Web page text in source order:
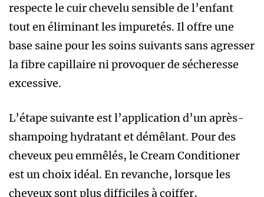
respecte le cuir chevelu sensible de l’enfant
tout en éliminant les impuretés. Il offre une
base saine pour les soins suivants sans agresser
la fibre capillaire ni provoquer de sécheresse
excessive.
L’étape suivante est l’application d’un après-
shampoing hydratant et démêlant. Pour des
cheveux peu emmêlés, le Cream Conditioner
est un choix idéal. En revanche, lorsque les
cheveux sont plus difficiles à coiffer,